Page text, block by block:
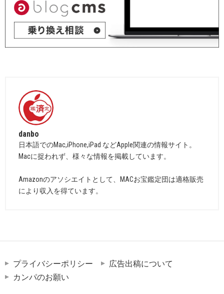
danbo
日本語でのMac,iPhone,iPad などApple関連の情報サイト。
Macに捉われず、様々な情報を掲載しています。
Amazonのアソシエイトとして、MACお宝鑑定団は適格販売
により収入を得ています。
プライバシーポリシー
広告出稿について
カンパのお願い